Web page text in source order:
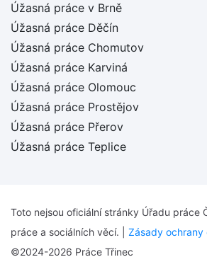
Úžasná práce v Brně
Úžasná práce Děčín
Úžasná práce Chomutov
Úžasná práce Karviná
Úžasná práce Olomouc
Úžasná práce Prostějov
Úžasná práce Přerov
Úžasná práce Teplice
Toto nejsou oficiální stránky Úřadu práce
práce a sociálních věcí. | Zásady ochrany
©2024-2026 Práce Třinec